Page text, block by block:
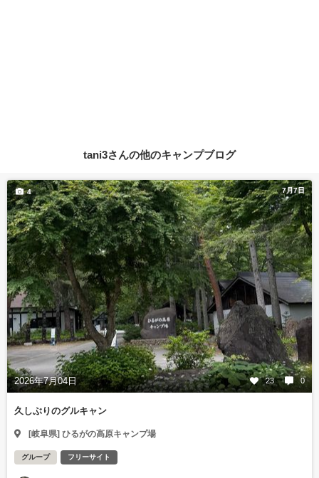
tani3さんの他のキャンプブログ
7月7日
2026年7月04日 23 0
4
久しぶりのグルキャン
[岐阜県] ひるがの高原キャンプ場
グループ フリーサイト